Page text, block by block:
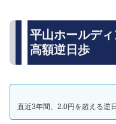
平山ホールデ
高額逆日歩
直近3年間、2.0円を超える逆